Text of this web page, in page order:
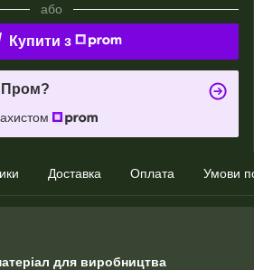
або
Купити з
Пром?
Доставка Оплата Умови
для виробництва